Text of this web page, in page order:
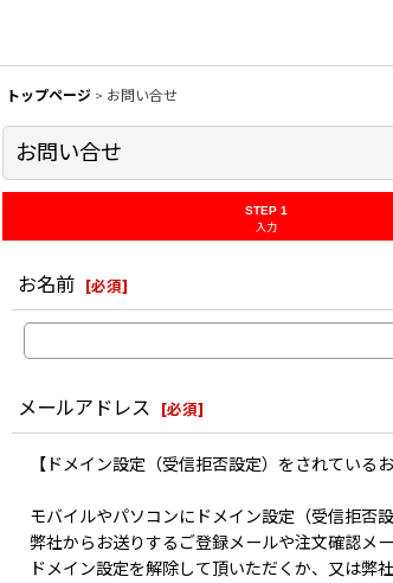
トップページ > お問い合せ
お問い合せ
STEP 1
入力
お名前 [必須]
メールアドレス [必須]
【ドメイン設定（受信拒否設定）をされている
モバイルやパソコンにドメイン設定（受信拒否
弊社からお送りするご登録メールや注文確認メ
ドメイン設定を解除して頂いただくか、又は